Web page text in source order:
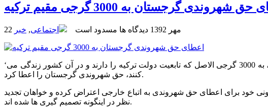
حق شهروندی گرجستان به 3000 گرجی مقیم ترکیه
22 مهر 1392 دیدگاه ها مسدود است اجتماعی, خبر
‘میخائیل ساکاشویلی’ رئیس جمهور گرجستان، طی دیداری از ترکیه و به استناد اختیاراتی که قانون به رئیس جمهور داده است، به 3000 گرجی الاصل که تابعیت دولت ترکیه را دارند و در آن کشور زندگی می
کنند، حق شهروندی گرجستان را اعطا کرد.
خود برای اعطای حق شهروندی به اتباع خارجی اعتراض کرده و خواهان تجدید
نظر در اینگونه تصمیم گیری ها شده اند.